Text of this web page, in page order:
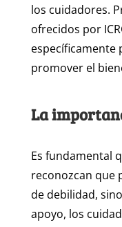
los cuidadores.
ofrecidos por
específicamente
promover el
La
Es fundamental
reconozcan que
de debilidad,
apoyo, los